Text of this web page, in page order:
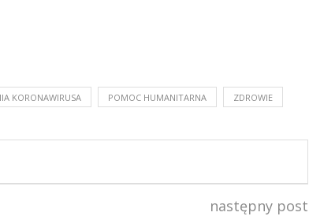
KORONAWIRUSA POMOC HUMANITARNA ZDROWIE
następny post